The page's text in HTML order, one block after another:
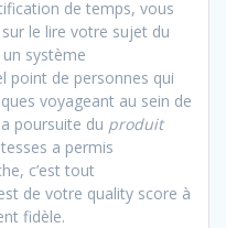
de temps, vous
le lire votre sujet du
système
point de personnes qui
voyageant au sein de
poursuite du produit
a permis
c’est tout
de votre quality score à
fidèle.